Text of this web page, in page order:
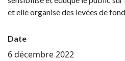
et elle organise des levées de
Date
6 décembre 2022